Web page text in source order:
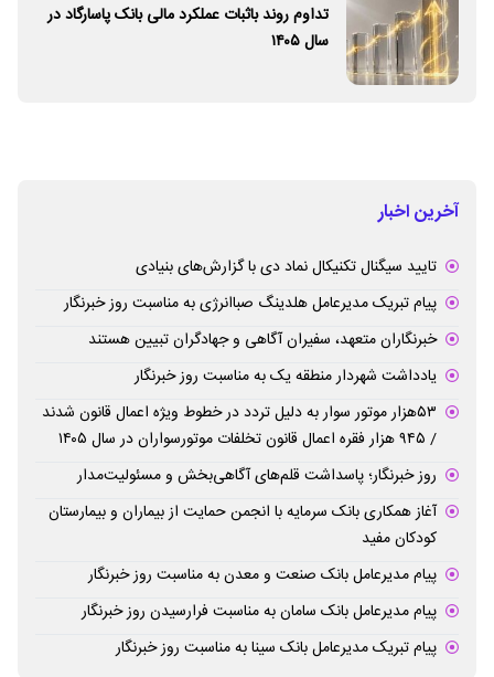
تداوم روند باثبات عملکرد مالی بانک پاسارگاد در
سال ۱۴۰۵
آخرین اخبار
تایید سیگنال تکنیکال نماد دی با گزارش‌های بنیادی
پیام تبریک مدیرعامل هلدینگ صباانرژی به مناسبت روز خبرنگار
خبرنگاران متعهد، سفیران آگاهی و جهادگران تبیین هستند
یادداشت شهردار منطقه یک به مناسبت روز خبرنگار
۵۳هزار موتور سوار به دلیل تردد در خطوط ویژه اعمال قانون شدند
/ ۹۴۵ هزار فقره اعمال قانون تخلفات موتورسواران در سال ۱۴۰۵
روز خبرنگار؛ پاسداشت قلم‌های آگاهی‌بخش و مسئولیت‌مدار
آغاز همکاری بانک سرمایه با انجمن حمایت از بیماران و بیمارستان
کودکان مفید
پیام مدیرعامل بانک صنعت و معدن به مناسبت روز خبرنگار
پیام مدیرعامل بانک سامان به مناسبت فرارسیدن روز خبرنگار
پیام تبریک مدیرعامل بانک سینا به مناسبت روز خبرنگار